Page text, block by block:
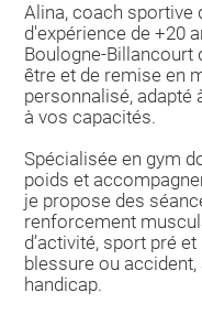
Alina, coach sportive
d'expérience de +20
Boulogne-Billancourt
être et de remise en
personnalisé, adapté
à vos capacités.
Spécialisée en gym
poids et
je propose des
renforcement
d’activité, sport pré
blessure ou
handicap.